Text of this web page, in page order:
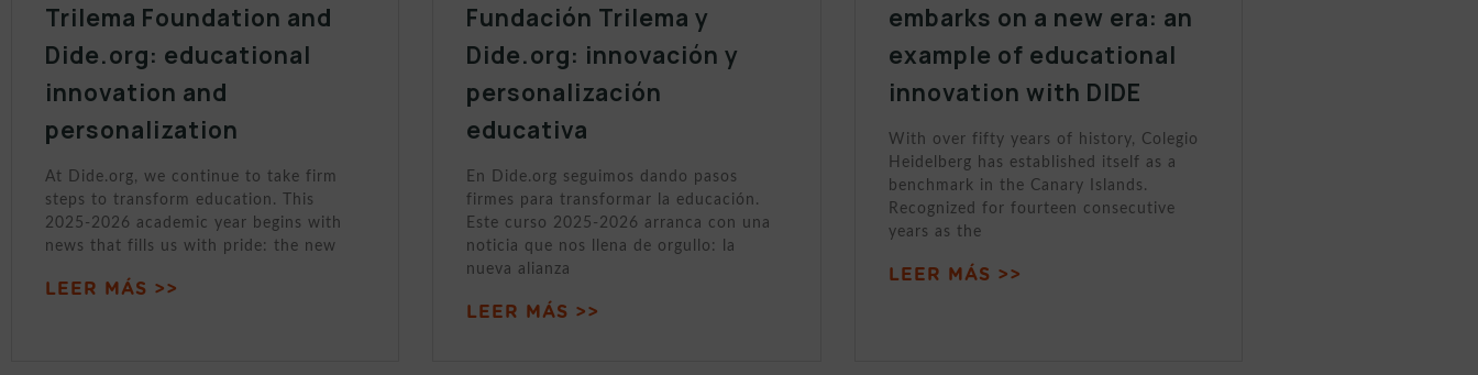
Trilema Foundation and
Dide.org: educational
innovation and
personalization
At Dide.org, we continue to take firm
steps to transform education. This
2025-2026 academic year begins with
news that fills us with pride: the new
LEER MÁS >>
Fundación Trilema y
Dide.org: innovación y
personalización
educativa
En Dide.org seguimos dando pasos
firmes para transformar la educación.
Este curso 2025-2026 arranca con una
noticia que nos llena de orgullo: la
nueva alianza
LEER MÁS >>
embarks on a new era: an
example of educational
innovation with DIDE
With over fifty years of history, Colegio
Heidelberg has established itself as a
benchmark in the Canary Islands.
Recognized for fourteen consecutive
years as the
LEER MÁS >>